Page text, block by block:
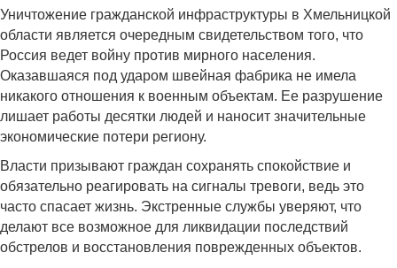
Уничтожение гражданской инфраструктуры в Хмельницкой
области является очередным свидетельством того, что
Россия ведет войну против мирного населения.
Оказавшаяся под ударом швейная фабрика не имела
никакого отношения к военным объектам. Ее разрушение
лишает работы десятки людей и наносит значительные
экономические потери региону.
Власти призывают граждан сохранять спокойствие и
обязательно реагировать на сигналы тревоги, ведь это
часто спасает жизнь. Экстренные службы уверяют, что
делают все возможное для ликвидации последствий
обстрелов и восстановления поврежденных объектов.